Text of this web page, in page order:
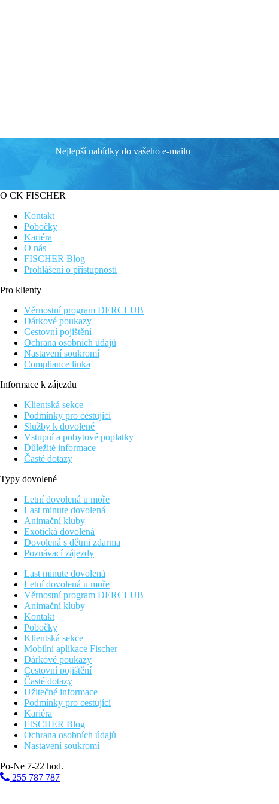
Nejlepší nabídky do vašeho e-mailu
O CK FISCHER
Kontakt
Pobočky
Kariéra
O nás
FISCHER Blog
Prohlášení o přístupnosti
Pro klienty
Věrnostní program DERCLUB
Dárkové poukazy
Cestovní pojištění
Ochrana osobních údajů
Nastavení soukromí
Compliance linka
Informace k zájezdu
Klientská sekce
Podmínky pro cestující
Služby k dovolené
Vstupní a pobytové poplatky
Důležité informace
Časté dotazy
Typy dovolené
Letní dovolená u moře
Last minute dovolená
Animační kluby
Exotická dovolená
Dovolená s dětmi zdarma
Poznávací zájezdy
Last minute dovolená
Letní dovolená u moře
Věrnostní program DERCLUB
Animační kluby
Kontakt
Pobočky
Klientská sekce
Mobilní aplikace Fischer
Dárkové poukazy
Cestovní pojištění
Časté dotazy
Užitečné informace
Podmínky pro cestující
Kariéra
FISCHER Blog
Ochrana osobních údajů
Nastavení soukromí
Po-Ne 7-22 hod.
255 787 787